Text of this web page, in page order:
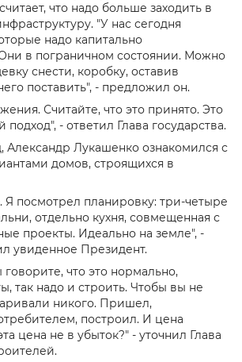
что надо больше заходить в
"У нас сегодня
надо капитально
в пограничном состоянии. Можно
снести, коробку, оставив
поставить", - предложил он.
Считайте, что это принято. Это
подход", - ответил Глава государства.
Александр Лукашенко ознакомился с
домов, строящихся в
посмотрел планировку: три-четыре
отдельно кухня, совмещенная с
проекты. Идеально на земле", -
увиденное Президент.
говорите, что это нормально,
так надо и строить. Чтобы вы не
никого. Пришел,
построил. И цена
цена не в убыток?" - уточнил Глава